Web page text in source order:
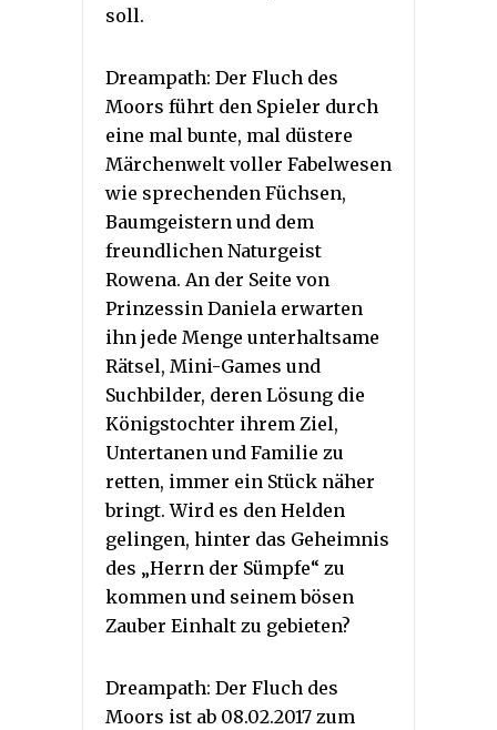
soll.
Dreampath: Der Fluch des
Moors führt den Spieler durch
eine mal bunte, mal düstere
Märchenwelt voller Fabelwesen
wie sprechenden Füchsen,
Baumgeistern und dem
freundlichen Naturgeist
Rowena. An der Seite von
Prinzessin Daniela erwarten
ihn jede Menge unterhaltsame
Rätsel, Mini-Games und
Suchbilder, deren Lösung die
Königstochter ihrem Ziel,
Untertanen und Familie zu
retten, immer ein Stück näher
bringt. Wird es den Helden
gelingen, hinter das Geheimnis
des „Herrn der Sümpfe“ zu
kommen und seinem bösen
Zauber Einhalt zu gebieten?
Dreampath: Der Fluch des
Moors ist ab 08.02.2017 zum